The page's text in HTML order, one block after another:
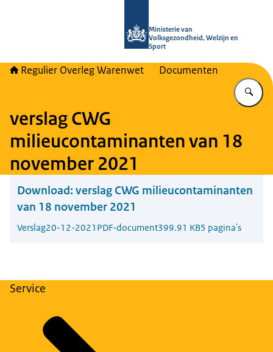
Ministerie van
Volksgezondheid, Welzijn en
Sport
Regulier Overleg Warenwet Documenten
verslag CWG
milieucontaminanten van 18
november 2021
Download: verslag CWG milieucontaminanten
van 18 november 2021
Verslag20-12-2021 PDF-document399.91 KB5 pagina's
Service